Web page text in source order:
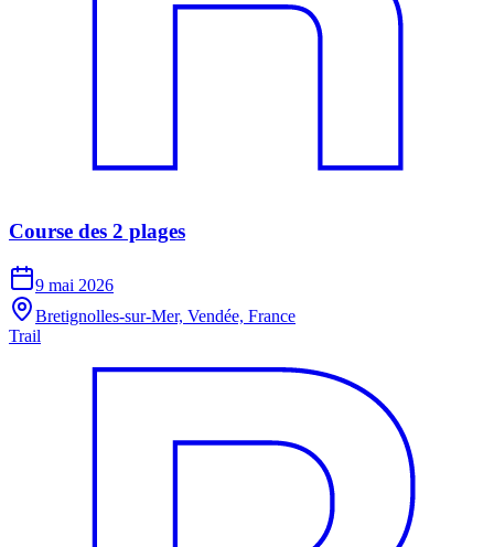
Course des 2 plages
9 mai 2026
Bretignolles-sur-Mer, Vendée, France
Trail